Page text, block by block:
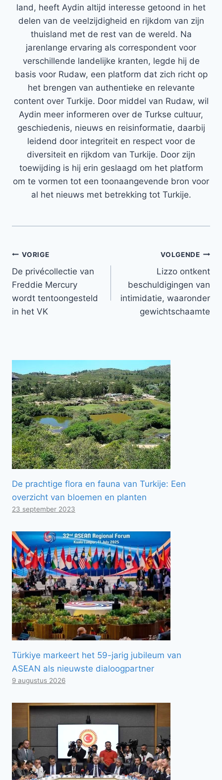
land, heeft Aydin altijd interesse getoond in het
delen van de veelzijdigheid en rijkdom van zijn
thuisland met de rest van de wereld. Na
jarenlange ervaring als correspondent voor
verschillende landelijke kranten, legde hij de
basis voor Rudaw, een platform dat zich richt op
het brengen van authentieke en relevante
content over Turkije. Door middel van Rudaw, wil
Aydin meer informeren over de Turkse cultuur,
geschiedenis, nieuws en reisinformatie, daarbij
leidend door integriteit en respect voor de
diversiteit en rijkdom van Turkije. Door zijn
toewijding is hij erin geslaagd om het platform
om te vormen tot een toonaangevende bron voor
al het nieuws met betrekking tot Turkije.
Bericht
navigatie
VORIGE
De privécollectie van
Freddie Mercury
wordt tentoongesteld
in het VK
VOLGENDE
Lizzo ontkent
beschuldigingen van
intimidatie, waaronder
gewichtschaamte
De prachtige flora en fauna van Turkije: Een
overzicht van bloemen en planten
23 september 2023
Türkiye markeert het 59-jarig jubileum van
ASEAN als nieuwste dialoogpartner
9 augustus 2026